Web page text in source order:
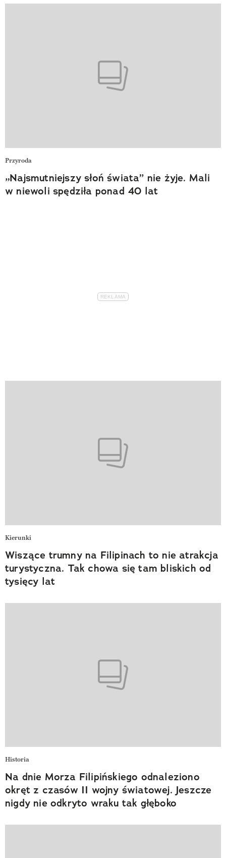
Przyroda
„Najsmutniejszy słoń świata” nie żyje. Mali
w niewoli spędziła ponad 40 lat
Kierunki
Wiszące trumny na Filipinach to nie atrakcja
turystyczna. Tak chowa się tam bliskich od
tysięcy lat
Historia
Na dnie Morza Filipińskiego odnaleziono
okręt z czasów II wojny światowej. Jeszcze
nigdy nie odkryto wraku tak głęboko